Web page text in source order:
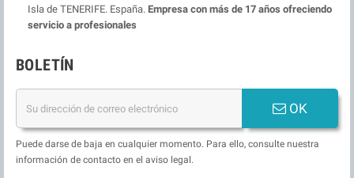
Isla de TENERIFE. España. Empresa con más de 17 años ofreciendo
servicio a profesionales
BOLETÍN
OK
Puede darse de baja en cualquier momento. Para ello, consulte nuestra
información de contacto en el aviso legal.